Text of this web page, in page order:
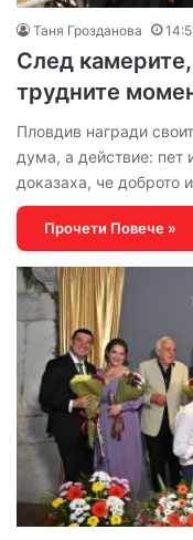
Таня Грозданова
След
трудните
Пловдив награди
дума, а действие: пет
доказаха, че доброто
Прочети Повече »